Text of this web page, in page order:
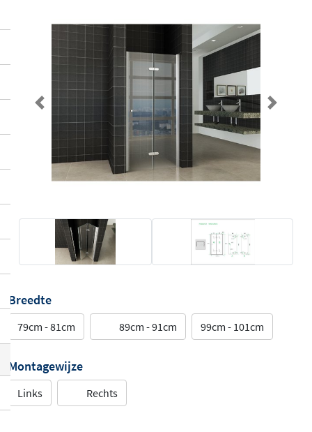
Previous Next
Breedte
79cm - 81cm 89cm - 91cm 99cm - 101cm
Montagewijze
Links Rechts